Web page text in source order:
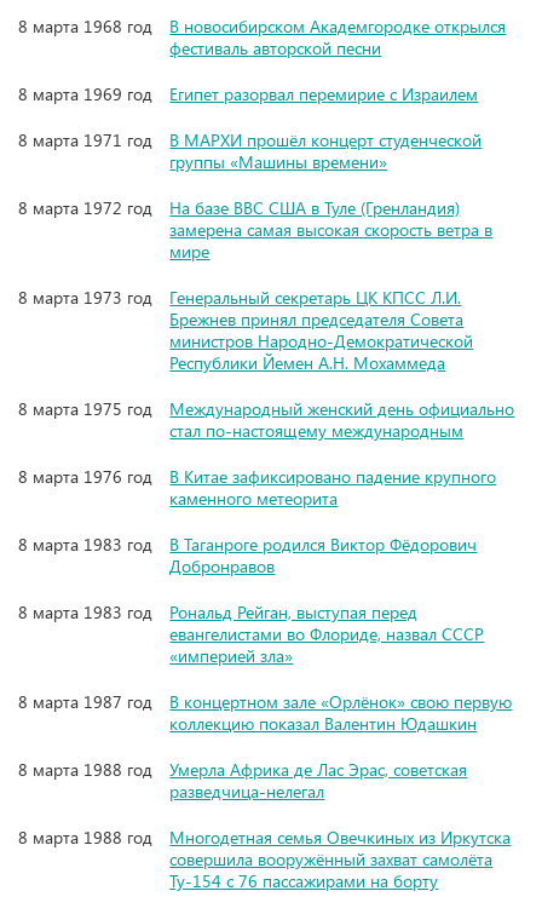
8 марта 1968 год
В новосибирском Академгородке открылся
фестиваль авторской песни
8 марта 1969 год
Египет разорвал перемирие с Израилем
8 марта 1971 год
В МАРХИ прошёл концерт студенческой
группы «Машины времени»
8 марта 1972 год
На базе ВВС США в Туле (Гренландия)
замерена самая высокая скорость ветра в
мире
8 марта 1973 год
Генеральный секретарь ЦК КПСС Л.И.
Брежнев принял председателя Совета
министров Народно-Демократической
Республики Йемен А.Н. Мохаммеда
8 марта 1975 год
Международный женский день официально
стал по-настоящему международным
8 марта 1976 год
В Китае зафиксировано падение крупного
каменного метеорита
8 марта 1983 год
В Таганроге родился Виктор Фёдорович
Добронравов
8 марта 1983 год
Рональд Рейган, выступая перед
евангелистами во Флориде, назвал СССР
«империей зла»
8 марта 1987 год
В концертном зале «Орлёнок» свою первую
коллекцию показал Валентин Юдашкин
8 марта 1988 год
Умерла Африка де Лас Эрас, советская
разведчица-нелегал
8 марта 1988 год
Многодетная семья Овечкиных из Иркутска
совершила вооружённый захват самолёта
Ту-154 с 76 пассажирами на борту